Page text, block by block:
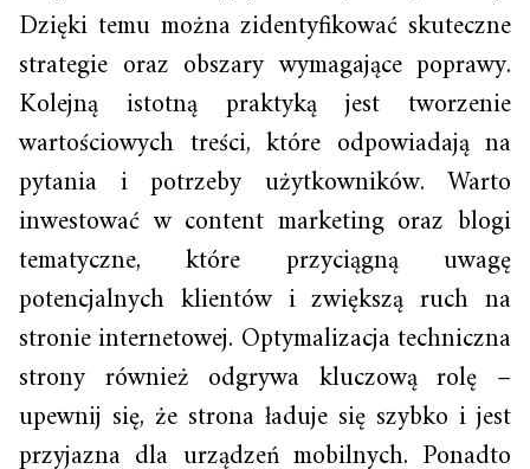
Dzięki temu można zidentyfikować skuteczne
strategie oraz obszary wymagające poprawy.
Kolejną istotną praktyką jest tworzenie
wartościowych treści, które odpowiadają na
pytania i potrzeby użytkowników. Warto
inwestować w content marketing oraz blogi
tematyczne, które przyciągną uwagę
potencjalnych klientów i zwiększą ruch na
stronie internetowej. Optymalizacja techniczna
strony również odgrywa kluczową rolę –
upewnij się, że strona ładuje się szybko i jest
przyjazna dla urządzeń mobilnych. Ponadto